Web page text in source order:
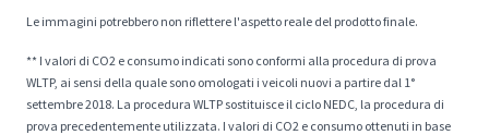
Le immagini potrebbero non riflettere l'aspetto reale del prodotto finale.
** I valori di CO2 e consumo indicati sono conformi alla procedura di prova
WLTP, ai sensi della quale sono omologati i veicoli nuovi a partire dal 1°
settembre 2018. La procedura WLTP sostituisce il ciclo NEDC, la procedura di
prova precedentemente utilizzata. I valori di CO2 e consumo ottenuti in base